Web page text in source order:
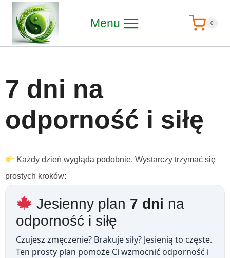
Menu 0
7 dni na
odporność i siłę
Każdy dzień wygląda podobnie. Wystarczy trzymać się
prostych kroków:
Jesienny plan 7 dni na
odporność i siłę
Czujesz zmęczenie? Brakuje siły? Jesienią to częste.
Ten prosty plan pomoże Ci wzmocnić odporność i